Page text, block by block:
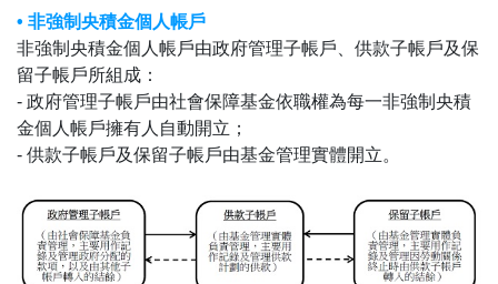
• 非強制央積金個人帳戶
非強制央積金個人帳戶由政府管理子帳戶、供款子帳戶及保
留子帳戶所組成：
- 政府管理子帳戶由社會保障基金依職權為每一非強制央積
金個人帳戶擁有人自動開立；
- 供款子帳戶及保留子帳戶由基金管理實體開立。